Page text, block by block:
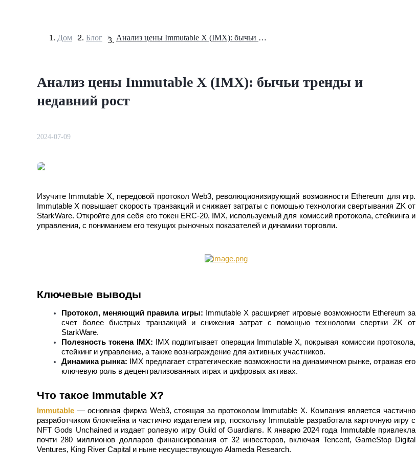
Фьючерсы с использованием USDT в качестве обеспечения
Криптовалютные фьючерсы
Деривативы на акции, форекс, драгоценные металлы и сырьевые товары
USDC фьючерсы
Дом > Блог > Анализ цены Immutable X (IMX): бычьи тренды и недавний рост
Анализ цены Immutable X (IMX): бычьи тренды и
недавний рост
2024-07-09
Изучите Immutable X, передовой протокол Web3, революционизирующий возможности Ethereum для игр.
Immutable X повышает скорость транзакций и снижает затраты с помощью технологии свертывания ZK от
StarkWare. Откройте для себя его токен ERC-20, IMX, используемый для комиссий протокола, стейкинга и
управления, с пониманием его текущих рыночных показателей и динамики торговли.
Ключевые выводы
Протокол, меняющий правила игры: Immutable X расширяет игровые возможности Ethereum за
счет более быстрых транзакций и снижения затрат с помощью технологии свертки ZK от
StarkWare.
Полезность токена IMX: IMX подпитывает операции Immutable X, покрывая комиссии протокола,
стейкинг и управление, а также вознаграждение для активных участников.
Динамика рынка: IMX предлагает стратегические возможности на динамичном рынке, отражая его
ключевую роль в децентрализованных играх и цифровых активах.
Что такое Immutable X?
Immutable — основная фирма Web3, стоящая за протоколом Immutable X. Компания является частично
разработчиком блокчейна и частично издателем игр, поскольку Immutable разработала карточную игру с
NFT Gods Unchained и издает ролевую игру Guild of Guardians. К январю 2024 года Immutable привлекла
почти 280 миллионов долларов финансирования от 32 инвесторов, включая Tencent, GameStop Digital
Ventures, King River Capital и ныне несуществующую Alameda Research.